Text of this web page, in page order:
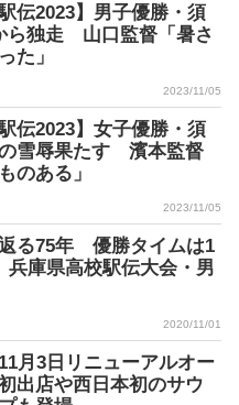
伝2023】男子優勝・須
ら独走 山口監督「暑さ
た」
2023/11/05
伝2023】女子優勝・須
雪辱果たす 濱本監督
のある」
2023/11/05
る75年 優勝タイムは1
庫県高校駅伝大会・男
2020/11/01
月3日リニューアルオー
出店や西日本初のサウ